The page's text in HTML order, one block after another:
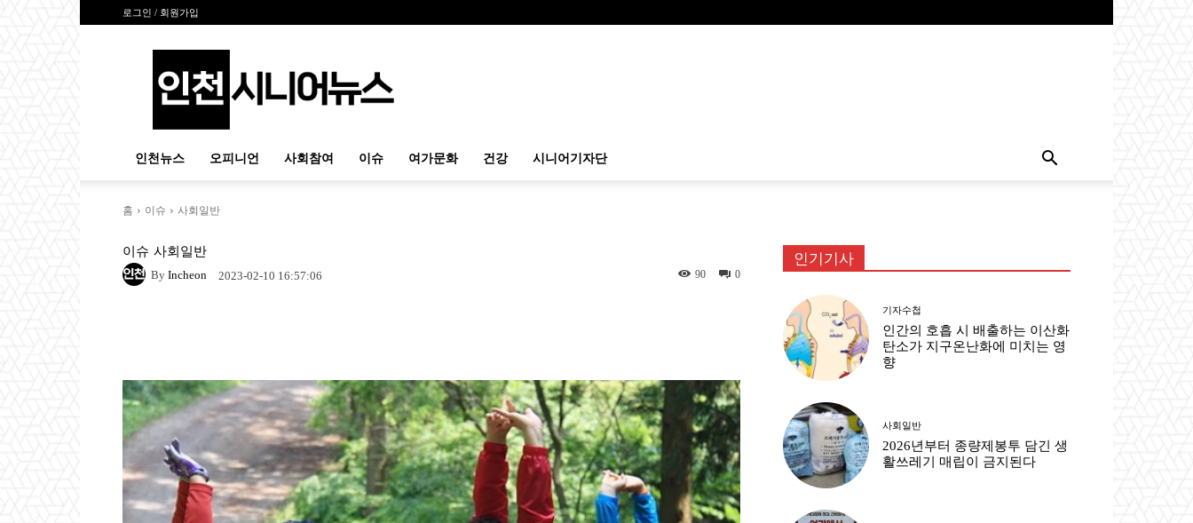
로그인 / 회원가입
시
인천뉴스 오피니언 사회참여 이슈 여가문화 건강 시니어기자단
홈 이슈 사회일반
이슈 사회일반
By Incheon 2023-02-10 16:57:06 0
90
인기기사
기자수첩
인간의 호흡 시 배출하는 이산화
탄소가 지구온난화에 미치는 영
향
사회일반
2026년부터 종량제봉투 담긴 생
활쓰레기 매립이 금지된다